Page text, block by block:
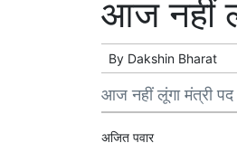
आज नहीं
By Dakshin Bharat
आज नहीं लूंगा मंत्री
अजित पवार